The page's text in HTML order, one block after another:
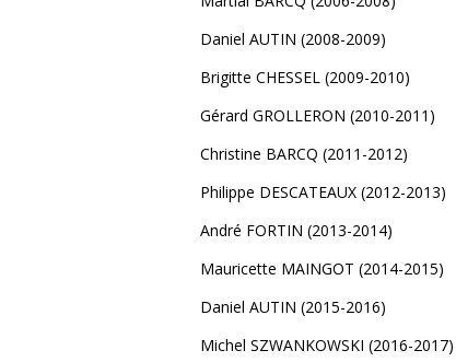
Daniel AUTIN (2008-2009)
Brigitte CHESSEL (2009-2010)
Gérard GROLLERON (2010-2011)
Christine BARCQ (2011-2012)
Philippe DESCATEAUX (2012-2013)
André FORTIN (2013-2014)
Mauricette MAINGOT (2014-2015)
Daniel AUTIN (2015-2016)
Michel SZWANKOWSKI (2016-2017)